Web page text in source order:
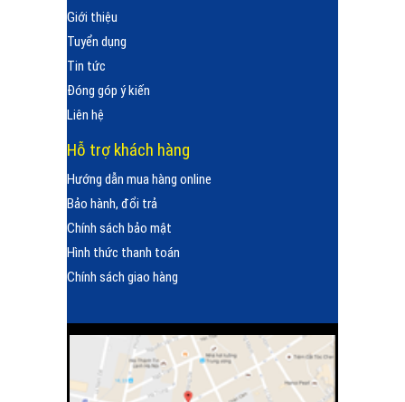
Giới thiệu
Tuyển dụng
Tin tức
Đóng góp ý kiến
Liên hệ
Hỗ trợ khách hàng
Hướng dẫn mua hàng online
Bảo hành, đổi trả
Chính sách bảo mật
Hình thức thanh toán
Chính sách giao hàng